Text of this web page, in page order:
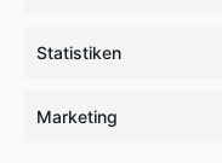
Statistiken
Marketing